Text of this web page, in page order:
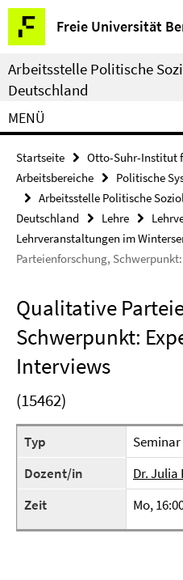
Springe
direkt
zu
Inhalt
Freie Universität
Service-
Navigation
Arbeitsstelle Politische
Deutschland
MENÜ
Startseite
Otto-Suhr-Institut
Arbeitsbereiche
Politische
Arbeitsstelle Politische
Deutschland
Lehre
Lehrveranstaltungen im
Parteienforschung,
Qualitative
Schwerpunkt:
Interviews
(15462)
Typ
Seminar
Dozent/in
Dr. Julia
Zeit
Mo,